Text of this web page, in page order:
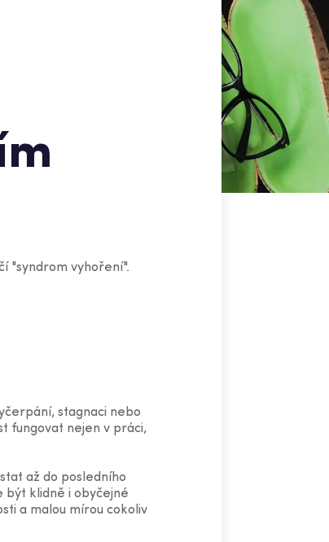
"syndrom vyhoření".
stagnaci nebo
fungovat nejen v práci,
až do posledního
být klidně i obyčejné
a malou mírou cokoliv